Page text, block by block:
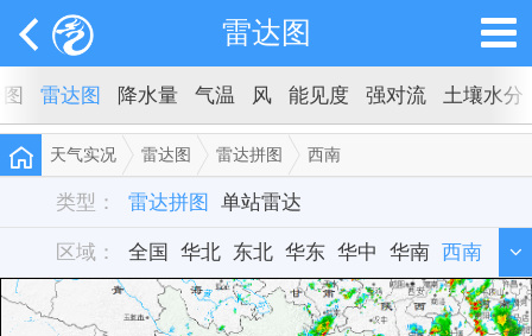
雷达图
雷达图 降水量 气温 风 能见度 强对流 土壤水分
天气实况 雷达图 雷达拼图 西南
类型： 雷达拼图 单站雷达
区域： 全国 华北 东北 华东 华中 华南 西南
西北